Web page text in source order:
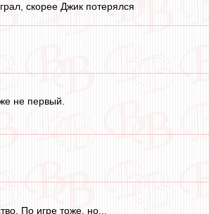
скорее Джик потерялся
не первый.
По игре тоже, но...